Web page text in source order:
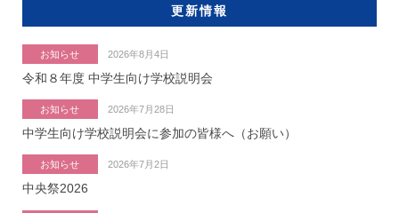
更新情報
お知らせ 2026年8月4日
令和８年度 中学生向け学校説明会
お知らせ 2026年7月28日
中学生向け学校説明会に参加の皆様へ（お願い）
お知らせ 2026年7月2日
中央祭2026